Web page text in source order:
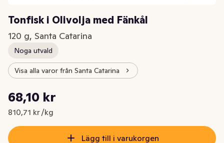
Tonfisk i Olivolja med Fänkål
120 g, Santa Catarina
Noga utvald
Visa alla varor från Santa Catarina
Nuvarande pris är: 68,10 kr
68,10 kr
810,71 kr /kg
Styckpris: 810,71 kr /kg
Lägg till i varukorgen